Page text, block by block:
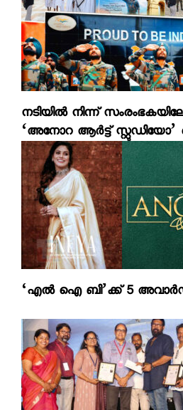
നടിയില്‍ നിന്ന്
‘അനോറ ആര്‍ട്ട്
‘എല്‍ ഐ ബി’ക്ക് 5